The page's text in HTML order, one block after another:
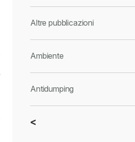
Altre pubblicazioni
Ambiente
Antidumping
CBAM
<